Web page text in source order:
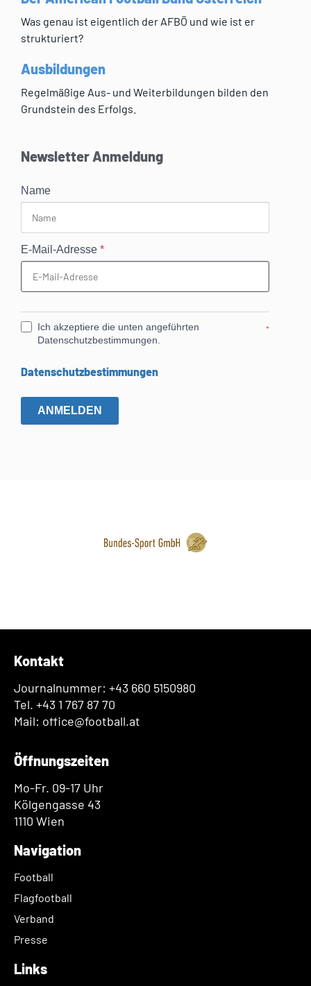
Was genau ist eigentlich der AFBÖ und wie ist er
strukturiert?
Ausbildungen
Regelmäßige Aus- und Weiterbildungen bilden den
Grundstein des Erfolgs.
Newsletter Anmeldung
Name
E-Mail-Adresse *
Ich akzeptiere die unten angeführten
Datenschutzbestimmungen.
*
Datenschutzbestimmungen
ANMELDEN
Kontakt
Journalnummer: +43 660 5150980
Tel. +43 1 767 87 70
Mail: office@football.at
Öffnungszeiten
Mo-Fr. 09-17 Uhr
Kölgengasse 43
1110 Wien
Navigation
Football
Flagfootball
Verband
Presse
Links